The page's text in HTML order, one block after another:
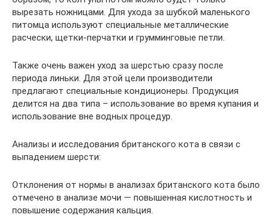
вырезать ножницами. Для ухода за шубкой маленького
питомца используют специальные металлические
расчески, щетки-перчатки и грумминговые петли.
Также очень важен уход за шерстью сразу после
периода линьки. Для этой цели производители
предлагают специальные кондиционеры. Продукция
делится на два типа – использование во время купания и
использование вне водных процедур.
Анализы и исследования британского кота в связи с
выпадением шерсти:
Отклонения от нормы в анализах британского кота было
отмечено в анализе мочи — повышенная кислотность и
повышение содержания кальция.